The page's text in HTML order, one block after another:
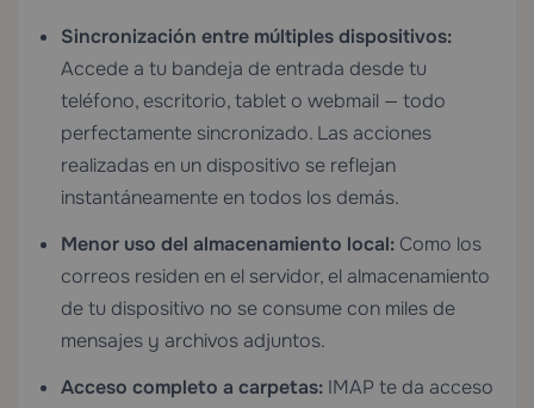
Sincronización entre múltiples dispositivos:
Accede a tu bandeja de entrada desde tu
teléfono, escritorio, tablet o webmail — todo
perfectamente sincronizado. Las acciones
realizadas en un dispositivo se reflejan
instantáneamente en todos los demás.
Menor uso del almacenamiento local: Como los
correos residen en el servidor, el almacenamiento
de tu dispositivo no se consume con miles de
mensajes y archivos adjuntos.
Acceso completo a carpetas: IMAP te da acceso